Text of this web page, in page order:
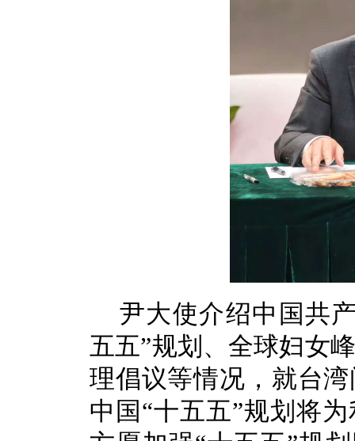
尹大使介绍中国共
五五”规划、全球妇女
理倡议等情况，就台
中国“十五五”规划将